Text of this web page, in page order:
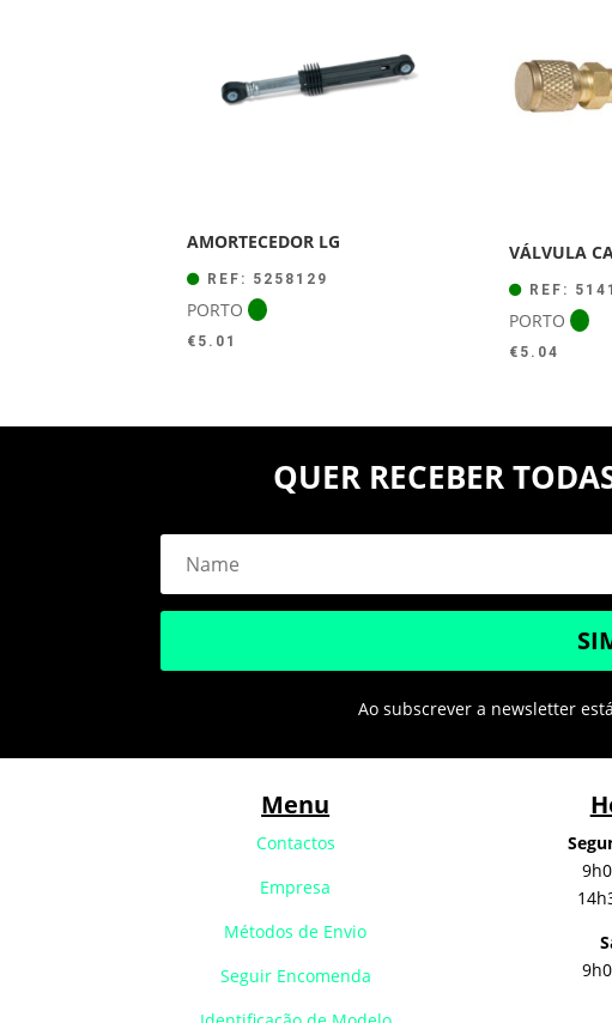
AMORTECEDOR LG
REF: 5258129
PORTO
€ 5.01
VÁLVULA
REF:
PORTO
€ 5.04
QUER RECEBER
Ao subscrever a newsletter
Menu
Contactos
Empresa
Métodos de Envio
Seguir Encomenda